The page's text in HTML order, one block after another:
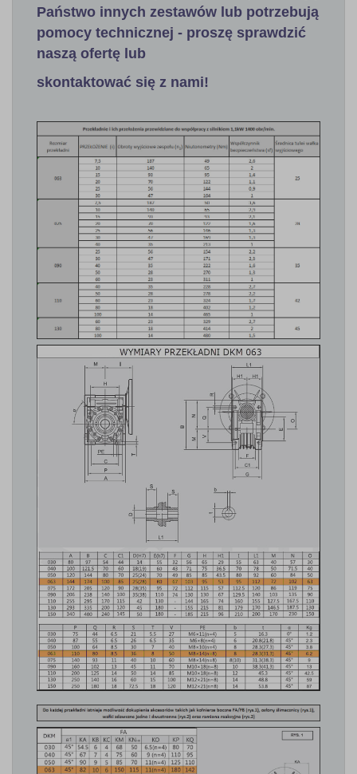
Państwo innych zestawów lub potrzebują
pomocy technicznej - proszę sprawdzić
naszą ofertę lub
skontaktować się z nami!